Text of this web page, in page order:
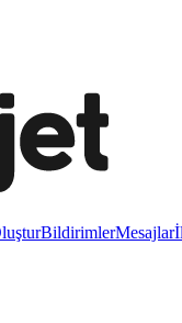
BildirimlerMesajlar